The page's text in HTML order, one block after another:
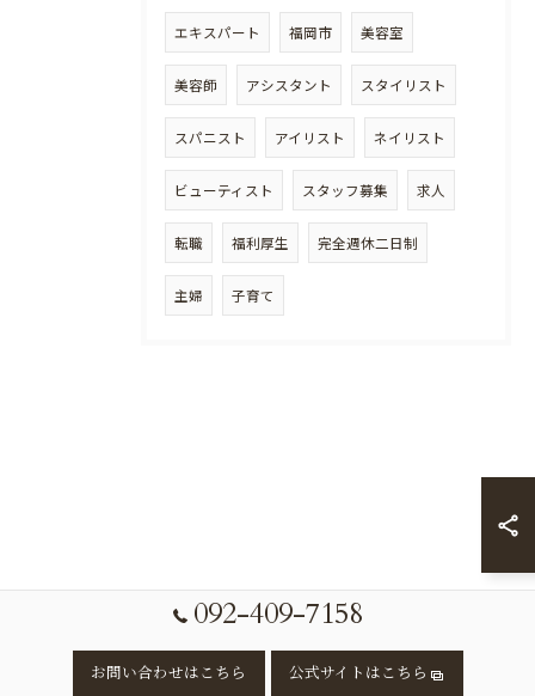
エキスパート 福岡市 美容室
美容師 アシスタント スタイリスト
スパニスト アイリスト ネイリスト
ビューティスト スタッフ募集 求人
転職 福利厚生 完全週休二日制
主婦 子育て
092-409-7158
お問い合わせはこちら 公式サイトはこちら